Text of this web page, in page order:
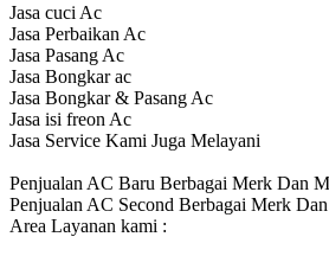
Jasa cuci Ac
Jasa Perbaikan Ac
Jasa Pasang Ac
Jasa Bongkar ac
Jasa Bongkar & Pasang Ac
Jasa isi freon Ac
Jasa Service Kami Juga Melayani
Penjualan AC Baru Berbagai Merk Dan
Penjualan AC Second Berbagai Merk
Area Layanan kami :